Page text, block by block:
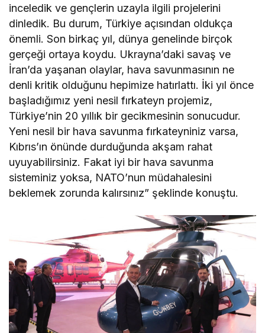
inceledik ve gençlerin uzayla ilgili projelerini
dinledik. Bu durum, Türkiye açısından oldukça
önemli. Son birkaç yıl, dünya genelinde birçok
gerçeği ortaya koydu. Ukrayna’daki savaş ve
İran’da yaşanan olaylar, hava savunmasının ne
denli kritik olduğunu hepimize hatırlattı. İki yıl önce
başladığımız yeni nesil fırkateyn projemiz,
Türkiye’nin 20 yıllık bir gecikmesinin sonucudur.
Yeni nesil bir hava savunma fırkateyniniz varsa,
Kıbrıs’ın önünde durduğunda akşam rahat
uyuyabilirsiniz. Fakat iyi bir hava savunma
sisteminiz yoksa, NATO’nun müdahalesini
beklemek zorunda kalırsınız” şeklinde konuştu.